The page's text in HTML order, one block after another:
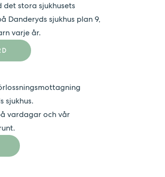
stora sjukhusets
Danderyds sjukhus plan 9,
varje år.
sjukhus.
vardagar och vår